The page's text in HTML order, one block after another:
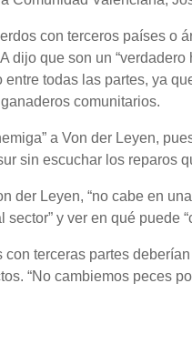
con terceros países o
dijo que son un
entre todas las partes, ya
comunitarios.
a Von der Leyen,
sin escuchar los reparos
der Leyen, “no cabe en
y ver en qué puede
terceras partes
“No cambiemos peces